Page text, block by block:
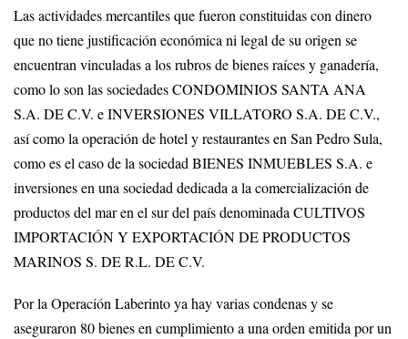
Las actividades mercantiles que fueron constituidas con dinero
que no tiene justificación económica ni legal de su origen se
encuentran vinculadas a los rubros de bienes raíces y ganadería,
como lo son las sociedades CONDOMINIOS SANTA ANA
S.A. DE C.V. e INVERSIONES VILLATORO S.A. DE C.V.,
así como la operación de hotel y restaurantes en San Pedro Sula,
como es el caso de la sociedad BIENES INMUEBLES S.A. e
inversiones en una sociedad dedicada a la comercialización de
productos del mar en el sur del país denominada CULTIVOS
IMPORTACIÓN Y EXPORTACIÓN DE PRODUCTOS
MARINOS S. DE R.L. DE C.V.
Por la Operación Laberinto ya hay varias condenas y se
aseguraron 80 bienes en cumplimiento a una orden emitida por un